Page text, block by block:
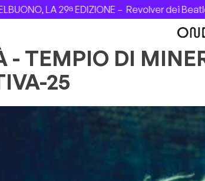
LA 29ª EDIZIONE –Revolver dei Beatles
- TEMPIO DI
25